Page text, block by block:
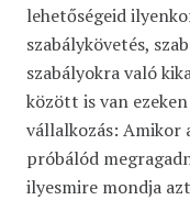
lehetőségeid
szabálykövetés,
szabályokra való
között is van
vállalkozás: Amikor
próbálód
ilyesmire mondja